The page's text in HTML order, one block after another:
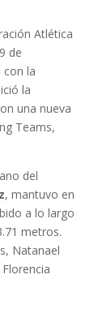
Atlética
de
con la
la
una nueva
Teams,
del
, mantuvo en
a lo largo
metros.
Natanael